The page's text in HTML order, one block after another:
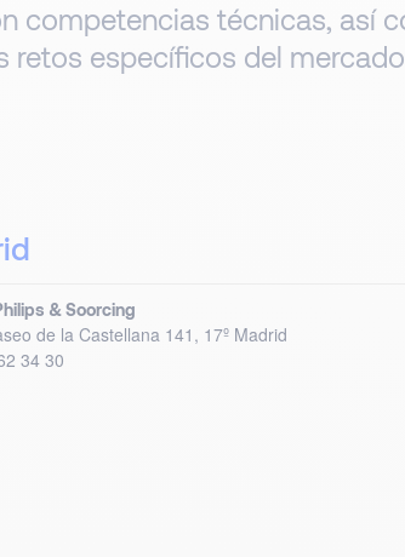
competencias técnicas, así
retos específicos del
& Soorcing
de la Castellana 141, 17º Madrid
34 30